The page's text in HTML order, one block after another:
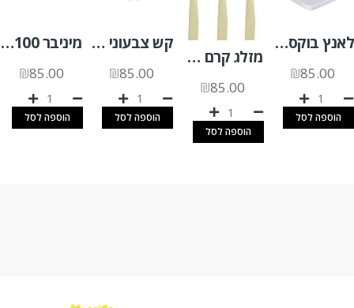
לאנץ בוקס קלקר חלק L (901) א.150 יח'
₪85.00
הוספה לסל
מזלג קרם מהודר 50 יח'
₪85.00
הוספה לסל
קש צבעוני מתקפל 400 יח'
₪85.00
הוספה לסל
מיניבר 100 שקוף אליפסה 1000 יח'
₪85.00
הוספה לסל